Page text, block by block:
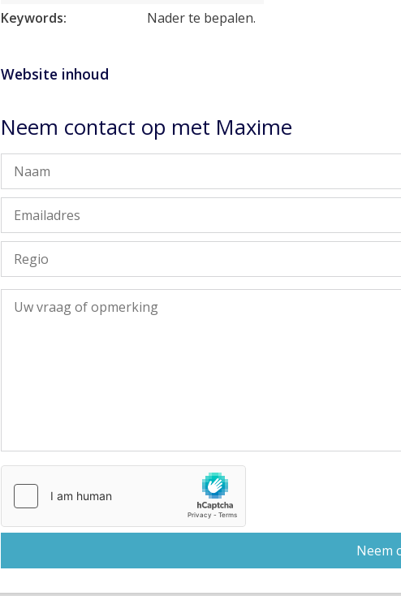
Keywords: Nader te bepalen.
Website inhoud
Neem contact op met Maxime